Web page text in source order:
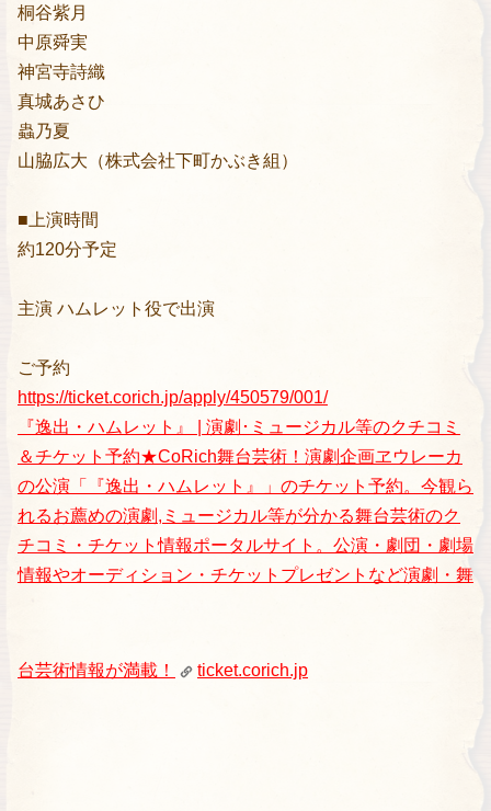
桐谷紫月
中原舜実
神宮寺詩織
真城あさひ
蟲乃夏
山脇広大（株式会社下町かぶき組）
■上演時間
約120分予定
主演 ハムレット役で出演
ご予約
https://ticket.corich.jp/apply/450579/001/
『逸出・ハムレット』 | 演劇･ミュージカル等のクチコミ
＆チケット予約★CoRich舞台芸術！ 演劇企画ヱウレーカ
の公演「『逸出・ハムレット』」のチケット予約。今観ら
れるお薦めの演劇,ミュージカル等が分かる舞台芸術のク
チコミ・チケット情報ポータルサイト。公演・劇団・劇場
情報やオーディション・チケットプレゼントなど演劇・舞
台芸術情報が満載！ ticket.corich.jp